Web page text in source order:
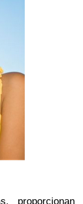
proporcionan